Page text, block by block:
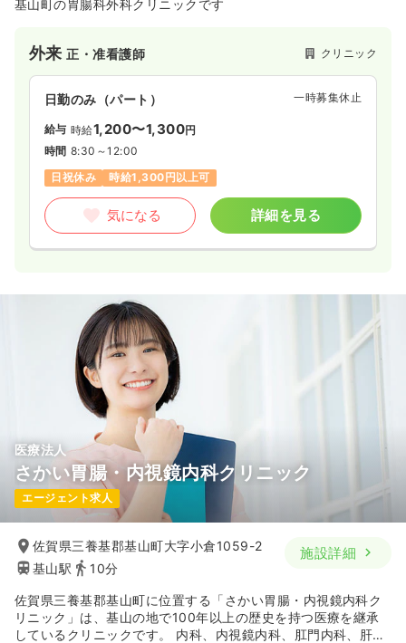
基山町の胃腸科外科クリニックです
外来正・准看護師 クリニック
日勤のみ（パート） 一時募集休止
給与 時給1,200〜1,300円
時間 8:30～12:00
日祝休み
時給1,300円以上可
気になる 詳細を見る
医療法人
さかい胃腸・内視鏡内科クリニック
エージェント求人
佐賀県三養基郡基山町大字小倉1059-2
基山駅
10分
施設詳細
佐賀県三養基郡基山町に位置する「さかい胃腸・内視鏡内科ク
リニック」は、基山の地で100年以上の歴史を持つ医療を継承
しているクリニックです。 内科、内視鏡内科、肛門内科、肝臓